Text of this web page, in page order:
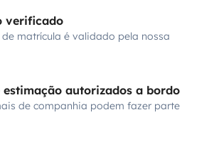
verificado
matrícula é validado pela nossa
estimação autorizados a bordo
de companhia podem fazer parte